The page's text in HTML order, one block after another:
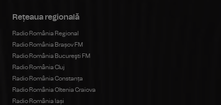
Rețeaua regională
Radio România Regional
Radio România Brașov FM
Radio România Bucureşti FM
Radio România Cluj
Radio România Constanța
Radio România Oltenia Craiova
Radio România Iași